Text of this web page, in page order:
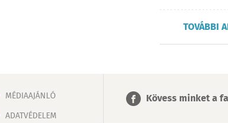
TOVÁBBI
MÉDIAAJÁNLÓ
ADATVÉDELEM
Kövess minket a